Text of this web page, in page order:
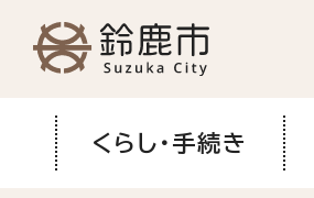
くらし・手続き